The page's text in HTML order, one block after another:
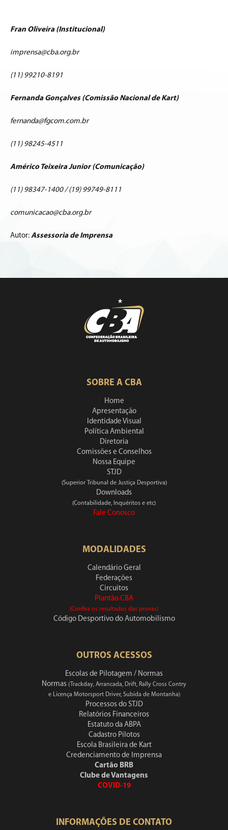
Fran Oliveira (Institucional)
imprensa@cba.org.br
(11) 99210-8191
Fernanda Gonçalves (Comissão Nacional de Kart)
fernanda@fgcom.com.br
(11) 98245-4511
Américo Teixeira Junior (Comunicação)
(11) 98347-1400 / (19) 99749-8111
comunicacao@cba.org.br
Autor: Assessoria de Imprensa
SOBRE A CBA
Home
Apresentação
Identidade Visual
Política Ambiental
Diretoria
Comissões e Conselhos
Nossa Equipe
STJD
(Superior Tribunal de Justiça Desportiva)
Downloads
(Contabilidade, Inquéritos e etc)
Fale Conosco
MODALIDADES
Calendário Geral
Federações
Circuitos
Plantão CBA
(Confira os resultados das provas)
Código Desportivo do Automobilismo
OUTROS ACESSOS
Escolas de Pilotagem / Normas
Normas (Trackday, Arrancada, Drift, Rally Cross Contry
e Licença Motorsport Driver, Subida de Montanha)
Processos do STJD
Relatórios Financeiros
Estatuto da ABPA
Cadastro Pilotos
Escola Brasileira de Kart
Credenciamento de Imprensa
Cartão BRB
Clube de Vantagens
COVID-19
INFORMAÇÕES DE CONTATO